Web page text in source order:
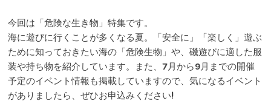
今回は「危険な生き物」特集です。
海に遊びに行くことが多くなる夏。「安全に」「楽しく」遊ぶ
ために知っておきたい海の「危険生物」や、磯遊びに適した服
装や持ち物を紹介しています。また、7月から9月までの開催
予定のイベント情報も掲載していますので、気になるイベント
がありましたら、ぜひお申込みください!